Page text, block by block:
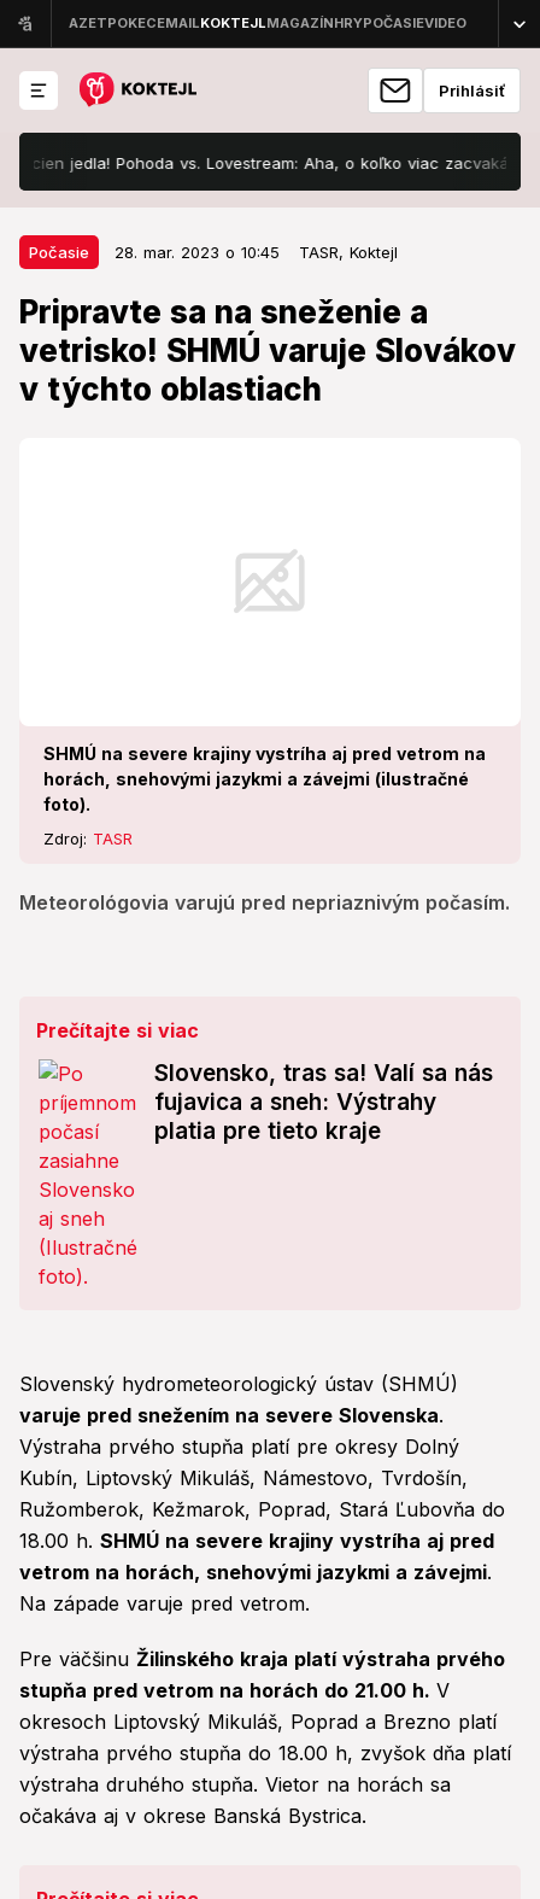
Prihlásiť
jedla! Pohoda vs. Lovestream: Aha, o koľko viac zacvakáte v
Počasie 28. mar. 2023 o 10:45 TASR, Koktejl
Pripravte sa na sneženie a
vetrisko! SHMÚ varuje Slovákov
v týchto oblastiach
SHMÚ na severe krajiny vystríha aj pred vetrom na
horách, snehovými jazykmi a závejmi (ilustračné
foto).
Zdroj: TASR
Meteorológovia varujú pred nepriaznivým počasím.
Počasie 28. mar. 2023 o 10:45
Pripravte sa na sneženie a
vetrisko! SHMÚ varuje Slovákov v
týchto oblastiach
Prečítajte si viac
Slovensko, tras sa! Valí sa nás
fujavica a sneh: Výstrahy
platia pre tieto kraje
Slovenský hydrometeorologický ústav (SHMÚ)
varuje pred snežením na severe Slovenska.
Výstraha prvého stupňa platí pre okresy Dolný
Kubín, Liptovský Mikuláš, Námestovo, Tvrdošín,
Ružomberok, Kežmarok, Poprad, Stará Ľubovňa do
18.00 h. SHMÚ na severe krajiny vystríha aj pred
vetrom na horách, snehovými jazykmi a závejmi.
Na západe varuje pred vetrom.
Pre väčšinu Žilinského kraja platí výstraha prvého
stupňa pred vetrom na horách do 21.00 h. V
okresoch Liptovský Mikuláš, Poprad a Brezno platí
výstraha prvého stupňa do 18.00 h, zvyšok dňa platí
výstraha druhého stupňa. Vietor na horách sa
očakáva aj v okrese Banská Bystrica.